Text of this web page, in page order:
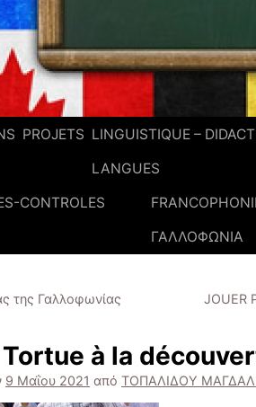
PROJETS LINGUISTIQUE –
LANGUES
CONTROLES
ΓΑΛΛΟΦΩΝΙΑ
της Γαλλοφωνίας JOUER
à la
9 Μαΐου 2021 από ΤΟΠΑΛΙΔΟΥ